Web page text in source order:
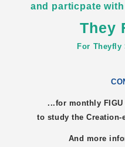
and particpate
They
For Theyfly
...for monthly
to study the
And more